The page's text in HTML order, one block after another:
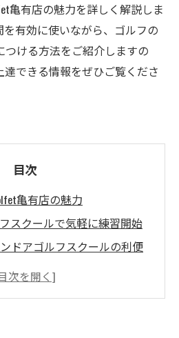
亀有店の魅力を詳しく解説しま
有効に使いながら、ゴルフの
ける方法をご紹介しますの
できる情報をぜひご覧くださ
目次
亀有店の魅力
スクールで気軽に練習開始
ドアゴルフスクールの利便